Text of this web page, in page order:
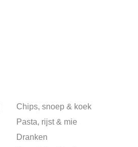
Chips, snoep & koek
Pasta, rijst & mie
Dranken